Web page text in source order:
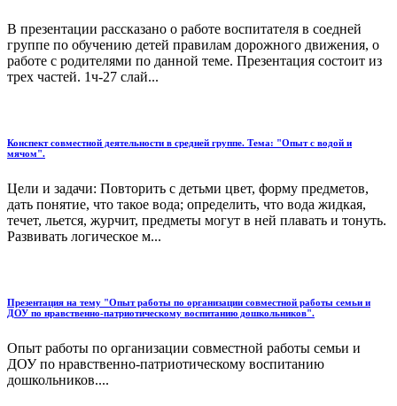
В презентации рассказано о работе воспитателя в соедней
группе по обучению детей правилам дорожного движения, о
работе с родителями по данной теме. Презентация состоит из
трех частей. 1ч-27 слай...
Конспект совместной деятельности в средней группе. Тема: "Опыт с водой и
мячом".
Цели и задачи: Повторить с детьми цвет, форму предметов,
дать понятие, что такое вода; определить, что вода жидкая,
течет, льется, журчит, предметы могут в ней плавать и тонуть.
Развивать логическое м...
Презентация на тему "Опыт работы по организации совместной работы семьи и
ДОУ по нравственно-патриотическому воспитанию дошкольников".
Опыт работы по организации совместной работы семьи и
ДОУ по нравственно-патриотическому воспитанию
дошкольников....